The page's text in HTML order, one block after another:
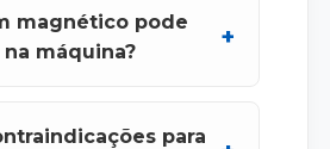
magnético pode
máquina?
para